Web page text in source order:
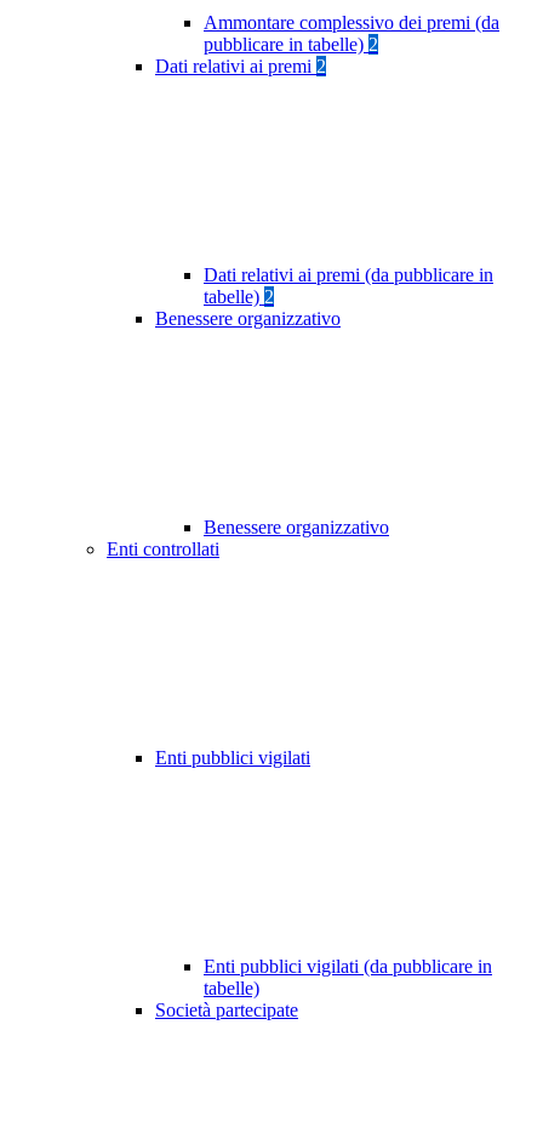
Ammontare complessivo dei premi (da
pubblicare in tabelle) 2
Dati relativi ai premi 2
Dati relativi ai premi (da pubblicare in
tabelle) 2
Benessere organizzativo
Benessere organizzativo
Enti controllati
Enti pubblici vigilati
Enti pubblici vigilati (da pubblicare in
tabelle)
Società partecipate